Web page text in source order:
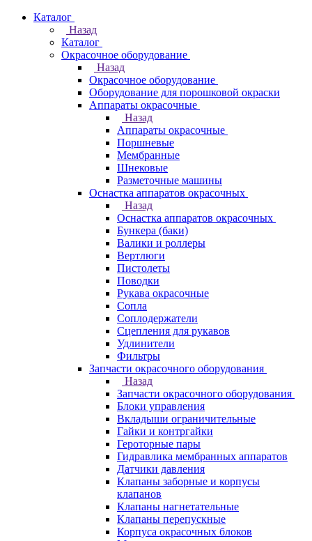
Каталог
Назад
Каталог
Окрасочное оборудование
Назад
Окрасочное оборудование
Оборудование для порошковой окраски
Аппараты окрасочные
Назад
Аппараты окрасочные
Поршневые
Мембранные
Шнековые
Разметочные машины
Оснастка аппаратов окрасочных
Назад
Оснастка аппаратов окрасочных
Бункера (баки)
Валики и роллеры
Вертлюги
Пистолеты
Поводки
Рукава окрасочные
Сопла
Соплодержатели
Сцепления для рукавов
Удлинители
Фильтры
Запчасти окрасочного оборудования
Назад
Запчасти окрасочного оборудования
Блоки управления
Вкладыши ограничительные
Гайки и контргайки
Героторные пары
Гидравлика мембранных аппаратов
Датчики давления
Клапаны заборные и корпусы
клапанов
Клапаны нагнетательные
Клапаны перепускные
Корпуса окрасочных блоков